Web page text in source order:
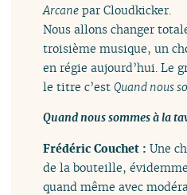
Arcane par Cloudkicker.
Nous allons changer
troisième musique, un
en régie aujourd’hui. Le
le titre c’estQuand nous
Quand nous sommes à la
Frédéric Couchet :Une
de la bouteille,
quand même avec